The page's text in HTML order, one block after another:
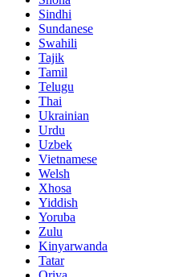
Sindhi
Sundanese
Swahili
Tajik
Tamil
Telugu
Thai
Ukrainian
Urdu
Uzbek
Vietnamese
Welsh
Xhosa
Yiddish
Yoruba
Zulu
Kinyarwanda
Tatar